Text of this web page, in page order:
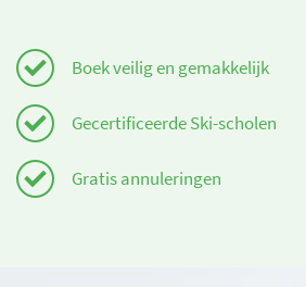
Boek veilig en gemakkelijk
Gecertificeerde Ski-scholen
Gratis annuleringen